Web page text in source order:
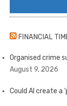
FINANCIAL
Organised crime
August 9, 2026
Could AI create a